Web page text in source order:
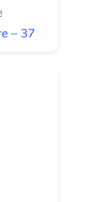
– 37